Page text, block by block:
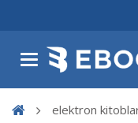
elektron